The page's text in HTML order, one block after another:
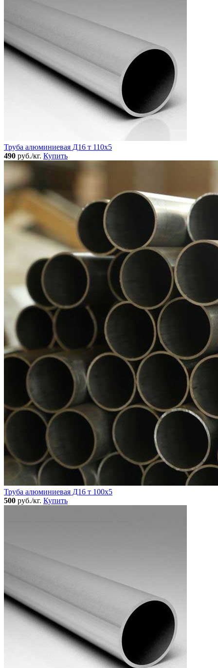
Труба алюминиевая Д16 т 110х5
490 руб./кг. Купить
Труба алюминиевая Д16 т 100х5
500 руб./кг. Купить